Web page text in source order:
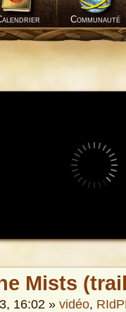
Communauté
Mists
16:02 » vidéo,